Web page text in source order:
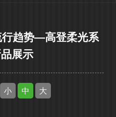
行趋势—高登柔光系
展示
小 中 大